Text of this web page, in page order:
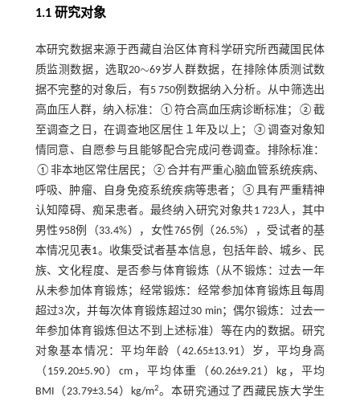
1.1 研究对象
本研究数据来源于西藏自治区体育科学研究所西藏国民体
质监测数据，选取20∼
∼69岁人群数据，在排除体质测试数
据不完整的对象后，有5 750例数据纳入分析。从中筛选出
高血压人群，纳入标准：①符合高血压病诊断标准；②截
至调查之日，在调查地区居住１年及以上；③调查对象知
情同意、自愿参与且能够配合完成问卷调查。排除标准：
①非本地区常住居民；②合并有严重心脑血管系统疾病、
呼吸、肿瘤、自身免疫系统疾病等患者；③具有严重精神
认知障碍、痴呆患者。最终纳入研究对象共1 723人，其中
男性958例（33.4%），女性765例（26.5%），受试者的基
本情况见表1。收集受试者基本信息，包括年龄、城乡、民
族、文化程度、是否参与体育锻炼（从不锻炼：过去一年
从未参加体育锻炼；经常锻炼：经常参加体育锻炼且每周
超过3次，并每次体育锻炼超过30 min；偶尔锻炼：过去一
年参加体育锻炼但达不到上述标准）等在内的数据。研究
对象基本情况：平均年龄（42.65±13.91）岁，平均身高
（159.20±5.90）cm，平均体重（60.26±9.21）kg，平均
BMI（23.79±3.54）kg/m2。本研究通过了西藏民族大学生